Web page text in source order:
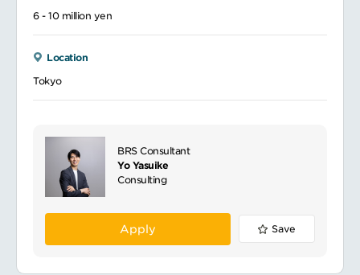
6 - 10 million yen
Location
Tokyo
BRS Consultant
Yo Yasuike
Consulting
Apply Save